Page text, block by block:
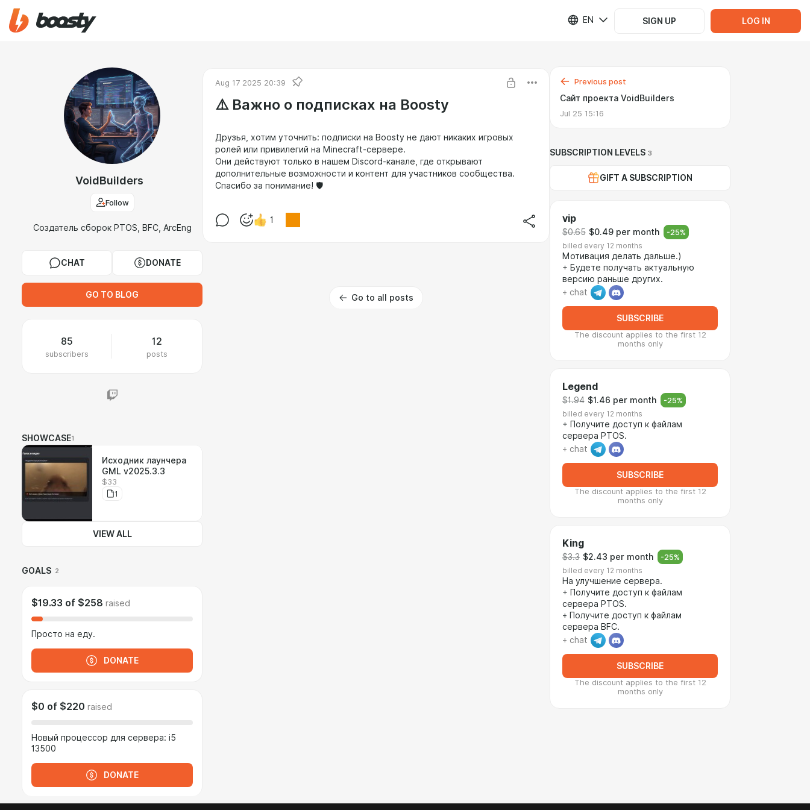
EN SIGN UP LOG IN
VoidBuilders
Follow
Создатель сборок PTOS, BFC, ArcEng
CHAT DONATE
GO TO BLOG
85
subscribers
12
posts
SHOWCASE1
Исходник лаунчера
GML v2025.3.3
$33
1
VIEW ALL
GOALS 2
$19.33 of $258 raised
Просто на еду.
DONATE
$0 of $220 raised
Новый процессор для сервера: i5
13500
DONATE
Aug 17 2025 20:39
⚠️ Важно о подписках на Boosty
Друзья, хотим уточнить: подписки на Boosty не дают никаких игровых
ролей или привилегий на Minecraft-сервере.
Они действуют только в нашем Discord-канале, где открывают
дополнительные возможности и контент для участников сообщества.
Спасибо за понимание! 🛡️
1
Go to all posts
Previous post
Сайт проекта VoidBuilders
Jul 25 15:16
SUBSCRIPTION LEVELS 3
GIFT A SUBSCRIPTION
vip
$0.65 $0.49 per month -25%
billed every 12 months
Мотивация делать дальше.)
+ Будете получать актуальную
версию раньше других.
+ chat
SUBSCRIBE
The discount applies to the first 12
months only
Legend
$1.94 $1.46 per month -25%
billed every 12 months
+ Получите доступ к файлам
сервера PTOS.
+ chat
SUBSCRIBE
The discount applies to the first 12
months only
King
$3.3 $2.43 per month -25%
billed every 12 months
На улучшение сервера.
+ Получите доступ к файлам
сервера PTOS.
+ Получите доступ к файлам
сервера BFC.
+ chat
SUBSCRIBE
The discount applies to the first 12
months only